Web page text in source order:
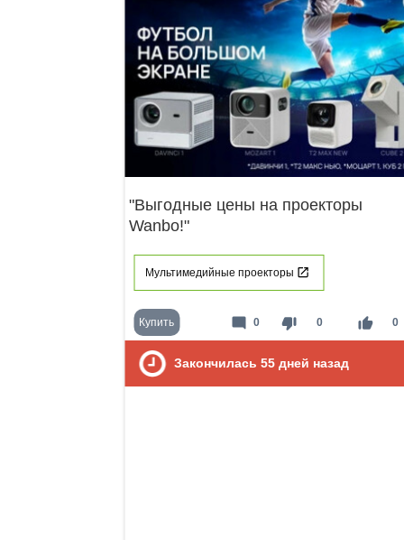
"Выгодные цены на проекторы
Wanbo!"
Мультимедийные проекторы
Купить thumb_down 0 thumb_up 0
mode_comment 0
Закончилась 55 дней назад